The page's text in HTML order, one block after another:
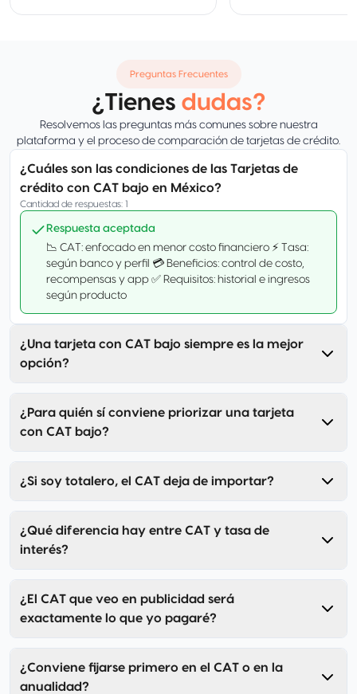
Preguntas Frecuentes
¿Tienes dudas?
Resolvemos las preguntas más comunes sobre nuestra
plataforma y el proceso de comparación de tarjetas de crédito.
¿Cuáles son las condiciones de las Tarjetas de
crédito con CAT bajo en México?
Cantidad de respuestas: 1
Respuesta aceptada
📉 CAT: enfocado en menor costo financiero ⚡ Tasa:
según banco y perfil 💳 Beneficios: control de costo,
recompensas y app ✅ Requisitos: historial e ingresos
según producto
¿Una tarjeta con CAT bajo siempre es la mejor
opción?
¿Para quién sí conviene priorizar una tarjeta
con CAT bajo?
¿Si soy totalero, el CAT deja de importar?
¿Qué diferencia hay entre CAT y tasa de
interés?
¿El CAT que veo en publicidad será
exactamente lo que yo pagaré?
¿Conviene fijarse primero en el CAT o en la
anualidad?